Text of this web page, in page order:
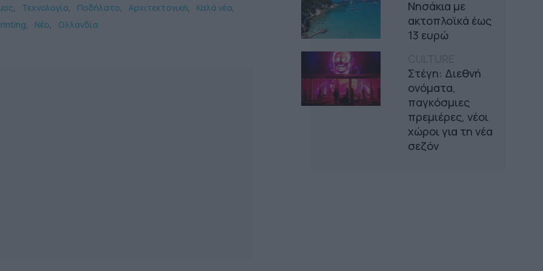
Νησάκια με
ακτοπλοϊκά έως
13 ευρώ
Στέγη: Διεθνή
ονόματα,
παγκόσμιες
πρεμιέρες, νέοι
χώροι για τη νέα
σεζόν
Τεχνολογία Ποδήλατο Αρχιτεκτονική
Καλά νέα
Νέο Ολλανδία